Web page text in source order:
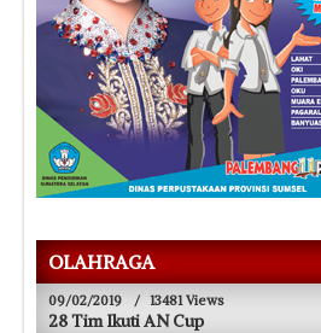
OLAHRAGA
09/02/2019 / 13481 Views
28 Tim Ikuti AN Cup